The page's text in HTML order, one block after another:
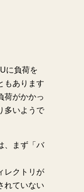
に負荷を
もあります
荷がかかっ
多いようで
、まず「バ
レクトリが
れていない